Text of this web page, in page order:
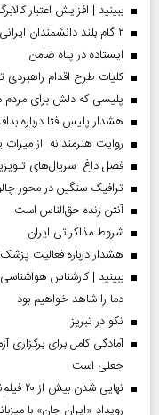
ببینید | افزایش اعتبار
۲ گام بلند دانشمندان ایرانی
ایستاده در پناه ضامن
کلیات طرح اقدام
پلیسی که دلش برای مردم
هشدار پلیس فتا درباره
روایت هنرمندانه از
فصل داغ سریال‌های
ترافیک سنگین در محور
آنتن زنده حق‌الناس است
شروط مذاکراتی ایران
هشدار درباره فعالیت
ببینید | کارشناس
دما را شاهد خواهیم بود
نکو در تبریز
آمادگی کامل برای
جعلی است
رویداد «ایران جان» با